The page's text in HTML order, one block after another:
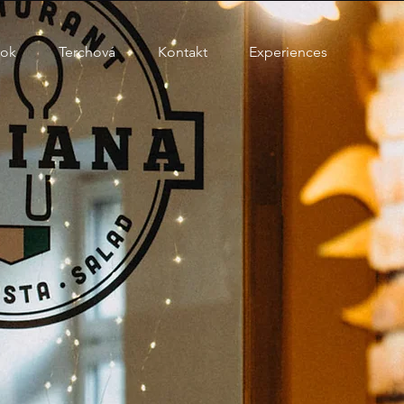
Terchová Kontakt Experiences